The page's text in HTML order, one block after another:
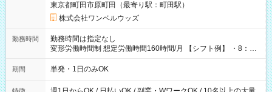
東京都町田市原町田（最寄り駅：町田駅）
株式会社ワンベルウッズ
勤務時間
勤務時間は指定なし
変形労働時間制 想定労働時間160時間/月 【シフト例】 ・8：00
～21：00
期間 単発・1日のみOK